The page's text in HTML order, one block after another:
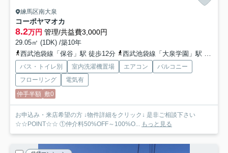
練馬区南大泉
コーポヤマオカ
8.2万円 管理/共益費3,000円
29.05㎡ (1DK) /築10年
西武池袋線「保谷」駅 徒歩12分
西武池袋線「大泉学園」駅 徒歩22分
バス・トイレ別 室内洗濯機置場 エアコン
バルコニー
フローリング
電気有
仲手半額 敷0
お申込み・来店希望の方 ↓物件詳細をクリック↓ 是非ご相談下さい
☆☆POINT☆☆ ①仲介料50%OFF～100%O...
もっと見る